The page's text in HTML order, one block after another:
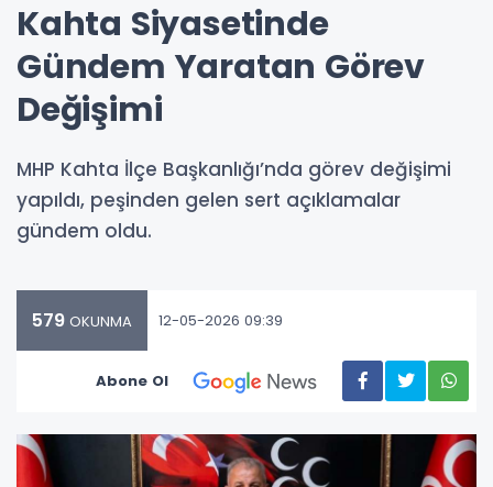
Kahta Siyasetinde
Gündem Yaratan Görev
Değişimi
MHP Kahta İlçe Başkanlığı’nda görev değişimi
yapıldı, peşinden gelen sert açıklamalar
gündem oldu.
579 OKUNMA 12-05-2026 09:39
Abone Ol